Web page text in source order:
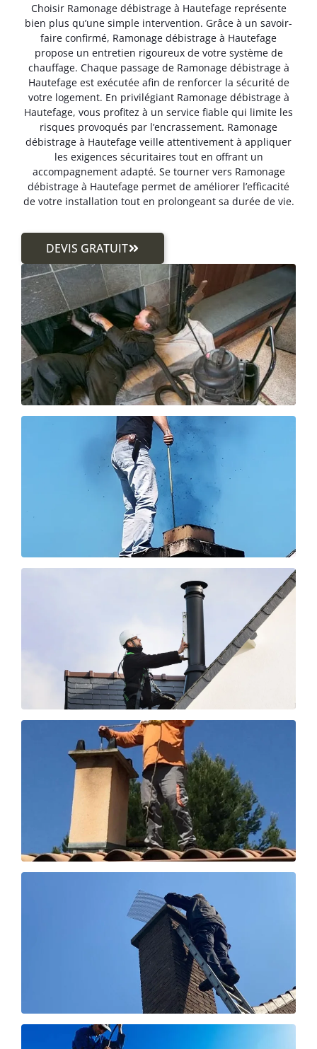
Choisir Ramonage débistrage à Hautefage représente
bien plus qu’une simple intervention. Grâce à un savoir-
faire confirmé, Ramonage débistrage à Hautefage
propose un entretien rigoureux de votre système de
chauffage. Chaque passage de Ramonage débistrage à
Hautefage est exécutée afin de renforcer la sécurité de
votre logement. En privilégiant Ramonage débistrage à
Hautefage, vous profitez à un service fiable qui limite les
risques provoqués par l’encrassement. Ramonage
débistrage à Hautefage veille attentivement à appliquer
les exigences sécuritaires tout en offrant un
accompagnement adapté. Se tourner vers Ramonage
débistrage à Hautefage permet de améliorer l’efficacité
de votre installation tout en prolongeant sa durée de vie.
DEVIS GRATUIT